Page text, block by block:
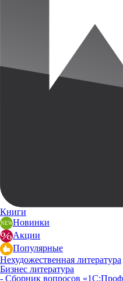
Книги
Новинки
Акции
Популярные
Нехудожественная литература
Бизнес литература
- Сборник вопросов